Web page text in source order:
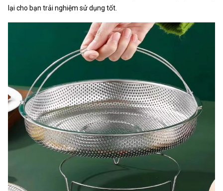
lại cho bạn trải nghiệm sử dụng tốt.